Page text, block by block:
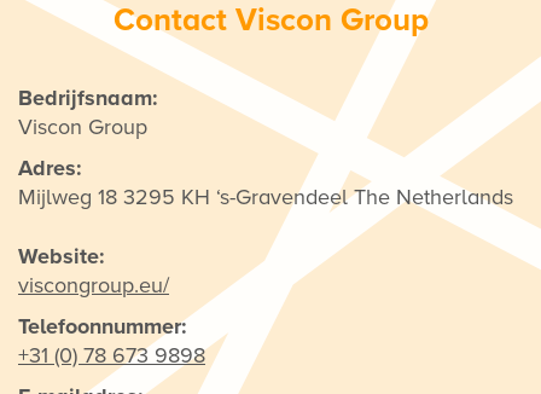
Contact Viscon Group
Bedrijfsnaam:
Viscon Group
Adres:
Mijlweg 18 3295 KH ‘s-Gravendeel The Netherlands
Website:
viscongroup.eu/
Telefoonnummer:
+31 (0) 78 673 9898